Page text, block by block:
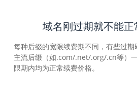
域名刚过期就不能正
每种后缀的宽限续费期不同，有些过
主流后缀（如.com/.net/.org/.cn等）
限期内均为正常续费价格。